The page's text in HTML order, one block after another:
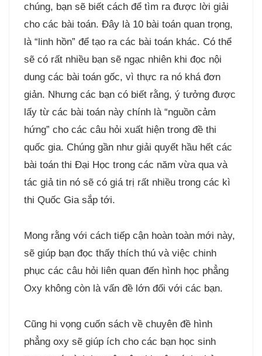
chúng, bạn sẽ biết cách để tìm ra được lời giải
cho các bài toán. Đây là 10 bài toán quan trọng,
là “linh hồn” để tạo ra các bài toán khác. Có thể
sẽ có rất nhiều bạn sẽ ngạc nhiên khi đọc nội
dung các bài toán gốc, vì thực ra nó khá đơn
giản. Nhưng các bạn có biết rằng, ý tưởng được
lấy từ các bài toán này chính là “nguồn cảm
hứng” cho các câu hỏi xuất hiện trong đề thi
quốc gia. Chúng gần như giải quyết hầu hết các
bài toán thi Đại Học trong các năm vừa qua và
tác giả tin nó sẽ có giá trị rất nhiều trong các kì
thi Quốc Gia sắp tới.
Mong rằng với cách tiếp cận hoàn toàn mới này,
sẽ giúp bạn đọc thấy thích thú và việc chinh
phục các câu hỏi liên quan đến hình học phẳng
Oxy không còn là vấn đề lớn đối với các bạn.
Cũng hi vọng cuốn sách về chuyên đề hình
phẳng oxy sẽ giúp ích cho các bạn học sinh